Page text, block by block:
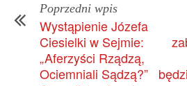
Poprzedni wpis
Wystąpienie Józefa
Ciesielki w Sejmie:
„Aferzyści Rządzą,
Ociemniali Sądzą?”